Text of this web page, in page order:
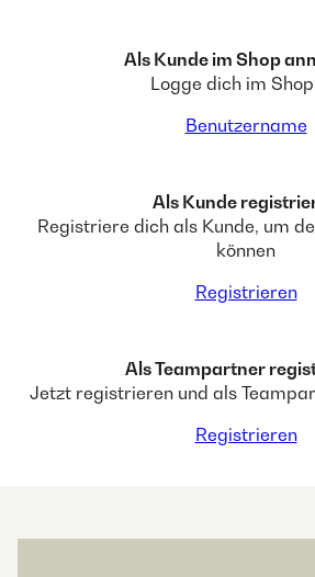
Als Kunde im Shop
Logge dich im
Benutzername
Als Kunde
Registriere dich als Kunde, um
können
Registrieren
Als Teampartner
Jetzt registrieren und als
Registrieren